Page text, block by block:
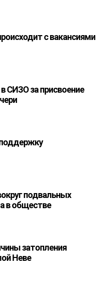
с вакансиями
СИЗО за присвоение
подвальных
в обществе
затопления
Неве